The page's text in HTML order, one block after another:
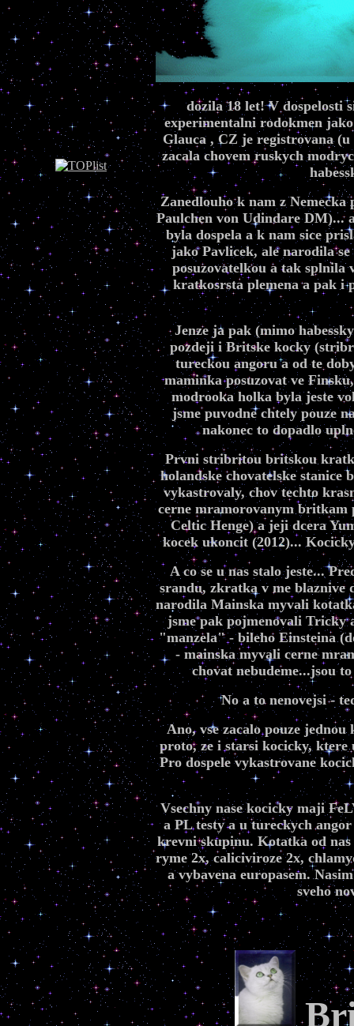
dozila 18 let! V dospelosti
experimentalni rodokmen
Glauca , CZ je registrovana
zacala chovem ruskych
Zanedlouho k nam z
Paulchen von Udindare DM)...
byla dospela a k nam sice
jako Pavlicek, ale narodila
posuzovatelkou a tak splnila
kratkosrsta plemena a pak i
Jenze ja pak (mimo
pozdeji i Britske kocky
tureckou angoru a od te
maminka posuzovat ve
modrooka holka byla jeste
jsme puvodne chtely pouze
nakonec to dopadlo
Prvni stribritou britskou
holandske chovatelske
vykastrovaly, chov techto
cerne mramorovanym
Celtic Henge) a jeji dcera
kocek ukoncit (2012)...
A co se u nas stalo jeste...
srandu, zkratka v me blaznive
narodila Mainska myvali
jsme pak pojmenovali Tricky
"manzela" - bileho Einsteina
- mainska myvali cerne
chovat nebudeme...jsou
No a to nenovejsi -
Ano, vse zacalo pouze
proto, ze i starsi kocicky, ktere
Pro dospele vykastrovane
Vsechny nase kocicky maji
a PL testy a u tureckych
krevni skupinu. Kotatka od
ryme 2x, caliciviroze 2x,
a vybavena europasem.
sveho